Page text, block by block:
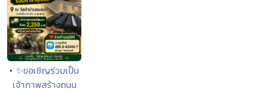
• ✨ขอเชิญร่วมเป็น
เจ้าภาพสร้างถนน